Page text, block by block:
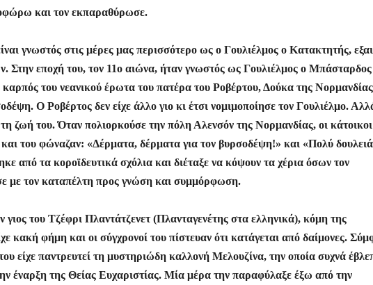
και τον εκπαραθύρωσε.
γνωστός στις μέρες μας περισσότερο ως ο Γουλιέλμος ο Κατακτητής,
Στην εποχή του, τον 11ο αιώνα, ήταν γνωστός ως Γουλιέλμος ο
του νεανικού έρωτα του πατέρα του Ροβέρτου, Δούκα της
Ο Ροβέρτος δεν είχε άλλο γιο κι έτσι νομιμοποίησε τον Γουλιέλμο.
ζωή του. Όταν πολιορκούσε την πόλη Αλενσόν της Νορμανδίας, οι κάτοικοι
του φώναζαν: «Δέρματα, δέρματα για τον βυρσοδέψη!» και «Πολύ δουλειά
από τα κοροϊδευτικά σχόλια και διέταξε να κόψουν τα χέρια όσων τον
με τον καταπέλτη προς γνώση και συμμόρφωση.
γιος του Τζέφρι Πλαντάτζενετ (Πλανταγενέτης στα ελληνικά), κόμη της
κακή φήμη και οι σύγχρονοί του πίστευαν ότι κατάγεται από δαίμονες.
είχε παντρευτεί τη μυστηριώδη καλλονή Μελουζίνα, την οποία συχνά
έναρξη της Θείας Ευχαριστίας. Μία μέρα την παραφύλαξε έξω από την